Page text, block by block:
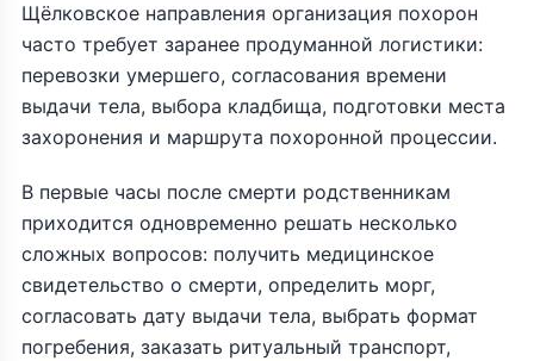
Щёлковское направления организация похорон
часто требует заранее продуманной логистики:
перевозки умершего, согласования времени
выдачи тела, выбора кладбища, подготовки места
захоронения и маршрута похоронной процессии.
В первые часы после смерти родственникам
приходится одновременно решать несколько
сложных вопросов: получить медицинское
свидетельство о смерти, определить морг,
согласовать дату выдачи тела, выбрать формат
погребения, заказать ритуальный транспорт,